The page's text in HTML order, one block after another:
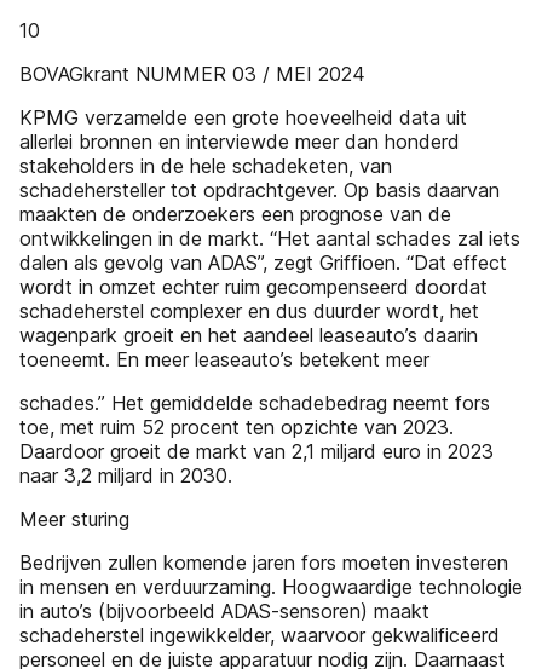
10
BOVAGkrant NUMMER 03 / MEI 2024
KPMG verzamelde een grote hoeveelheid data uit
allerlei bronnen en interviewde meer dan honderd
stakeholders in de hele schadeketen, van
schadehersteller tot opdrachtgever. Op basis daarvan
maakten de onderzoekers een prognose van de
ontwikkelingen in de markt. “Het aantal schades zal iets
dalen als gevolg van ADAS”, zegt Griffioen. “Dat effect
wordt in omzet echter ruim gecompenseerd doordat
schadeherstel complexer en dus duurder wordt, het
wagenpark groeit en het aandeel leaseauto’s daarin
toeneemt. En meer leaseauto’s betekent meer
schades.” Het gemiddelde schadebedrag neemt fors
toe, met ruim 52 procent ten opzichte van 2023.
Daardoor groeit de markt van 2,1 miljard euro in 2023
naar 3,2 miljard in 2030.
Meer sturing
Bedrijven zullen komende jaren fors moeten investeren
in mensen en verduurzaming. Hoogwaardige technologie
in auto’s (bijvoorbeeld ADAS-sensoren) maakt
schadeherstel ingewikkelder, waarvoor gekwalificeerd
personeel en de juiste apparatuur nodig zijn. Daarnaast